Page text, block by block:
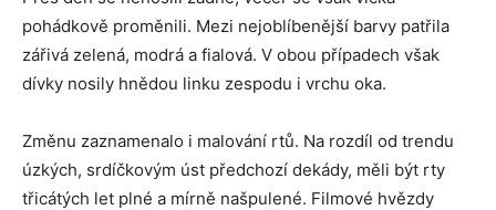
pohádkově proměnili. Mezi nejoblíbenější barvy patřila
zářivá zelená, modrá a fialová. V obou případech však
dívky nosily hnědou linku zespodu i vrchu oka.
Změnu zaznamenalo i malování rtů. Na rozdíl od trendu
úzkých, srdíčkovým úst předchozí dekády, měli být rty
třicátých let plné a mírně našpulené. Filmové hvězdy